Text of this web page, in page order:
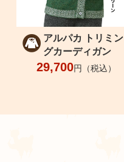
アルパカ トリミン
グカーディガン
29,700円（税込）